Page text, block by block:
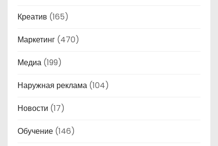
Креатив (165)
Маркетинг (470)
Медиа (199)
Наружная реклама (104)
Новости (17)
Обучение (146)